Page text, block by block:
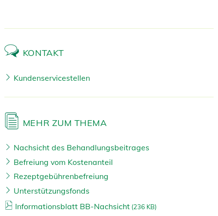
KONTAKT
Kundenservicestellen
MEHR ZUM THEMA
Nachsicht des Behandlungsbeitrages
Befreiung vom Kostenanteil
Rezeptgebührenbefreiung
Unterstützungsfonds
Informationsblatt BB-Nachsicht(236 KB)